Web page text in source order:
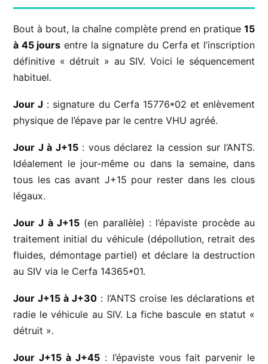
Bout à bout, la chaîne complète prend en pratique 15
à 45 jours entre la signature du Cerfa et l’inscription
définitive « détruit » au SIV. Voici le séquencement
habituel.
Jour J : signature du Cerfa 15776*02 et enlèvement
physique de l’épave par le centre VHU agréé.
Jour J à J+15: vous déclarez la cession sur l’ANTS.
Idéalement le jour-même ou dans la semaine, dans
tous les cas avant J+15 pour rester dans les clous
légaux.
Jour J à J+15 (en parallèle) : l’épaviste procède au
traitement initial du véhicule (dépollution, retrait des
fluides, démontage partiel) et déclare la destruction
au SIV via le Cerfa 14365*01.
Jour J+15 à J+30 : l’ANTS croise les déclarations et
radie le véhicule au SIV. La fiche bascule en statut «
détruit ».
Jour J+15 à J+45 : l’épaviste vous fait parvenir le